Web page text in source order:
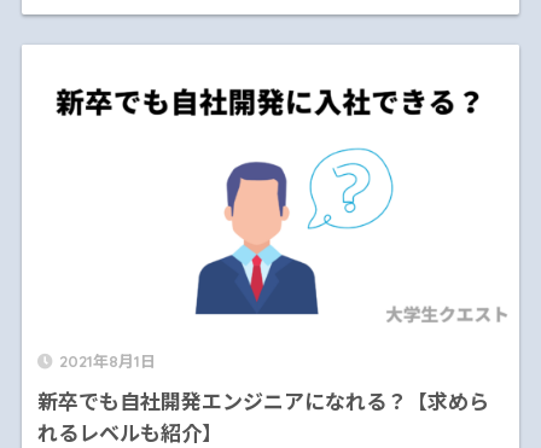
2021年8月1日
新卒でも自社開発エンジニアになれる？【求めら
れるレベルも紹介】